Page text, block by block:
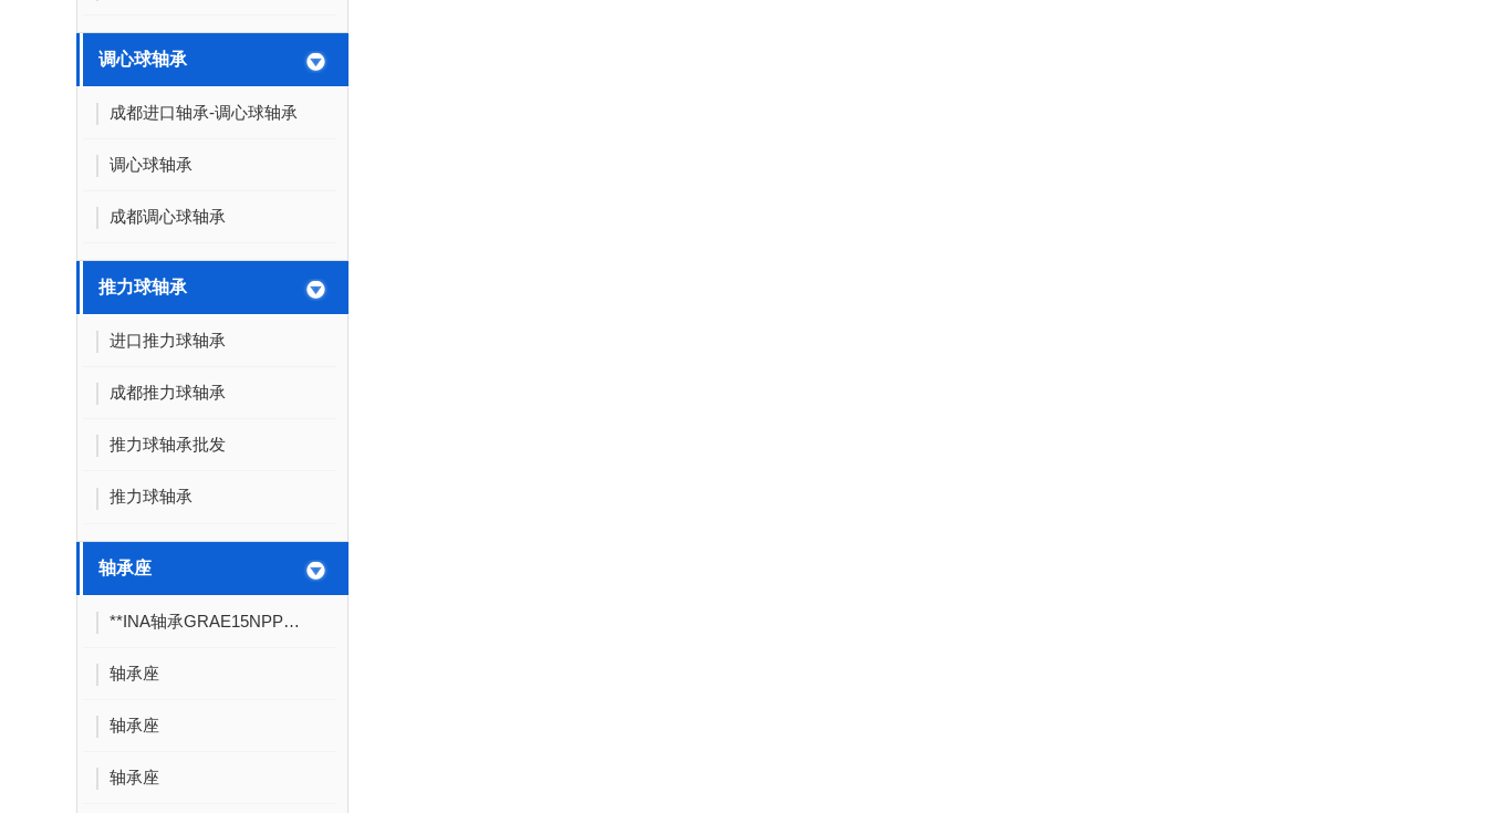
调心球轴承
成都进口轴承-调心球轴承
调心球轴承
成都调心球轴承
推力球轴承
进口推力球轴承
成都推力球轴承
推力球轴承批发
推力球轴承
轴承座
**INA轴承GRAE15NPPB带偏心套轴承
轴承座
轴承座
轴承座